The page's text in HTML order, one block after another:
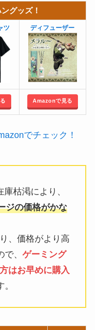
グッズ！
ツ ディフューザー
Amazonで見る
でチェック！
枯渇により、
ジの価格がかな
、価格がより高
、 ゲーミング
はお早めに購入